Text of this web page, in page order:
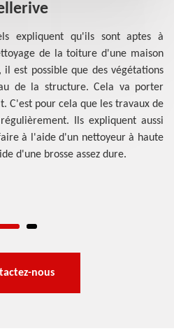
expliquent qu'ils sont aptes à
de la toiture d'une maison
est possible que des végétations
de la structure. Cela va porter
C'est pour cela que les travaux de
Ils expliquent aussi
à l'aide d'un nettoyeur à haute
d'une brosse assez dure.
nous